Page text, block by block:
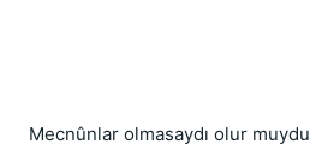
Mecnûnlar olmasaydı olur